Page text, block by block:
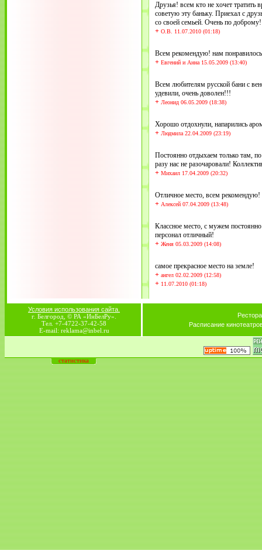
Друзья! всем кто не хочет тратить
советую эту баньку. Приехал с
со своей семьей. Очень по
+ О.В. 11.07.2010 (01:18)
Всем рекомендую! нам
+ Евгений и Анна 15.05.2009 (13:40)
Всем любителям русской бани с
удевили, очень доволен!!!
+ Леонид 06.05.2009 (18:38)
Хорошо отдохнули, напарились
+ Людмила 22.04.2009 (23:19)
Постоянно отдыхаем только там,
разу нас не разочаровали!
+ Михаил 17.04.2009 (20:32)
Отличное место, всем рекомендую!
+ Алексей 07.04.2009 (13:48)
Классное место, с мужем
персонал отличный!
+ Женя 05.03.2009 (14:08)
самое прекрасное место на земле!
+ ангел 02.02.2009 (12:58)
+ 11.07.2010 (01:18)
Условия использования сайта.
г. Белгород, © РА «ИнБелРу».
Тел. +7-4722-37-42-58
E-mail: reklama@inbel.ru
Расписание
статистика